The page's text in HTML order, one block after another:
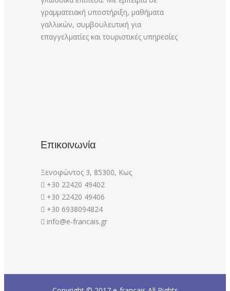
γραμματειακή υποστήριξη, μαθήματα
γαλλικών, συμβουλευτική για
επαγγελματίες και τουριστικές υπηρεσίες
Επικοινωνία
Ξενοφώντος 3, 85300, Κως
+30 22420 49402
+30 22420 49406
+30 6938094824
info@e-francais.gr